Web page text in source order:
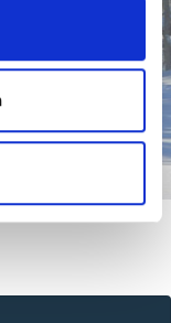
Índice